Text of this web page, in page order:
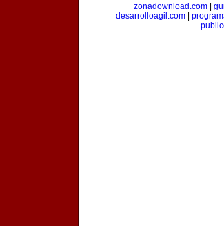
zonadownload.com
desarrolloagil.com